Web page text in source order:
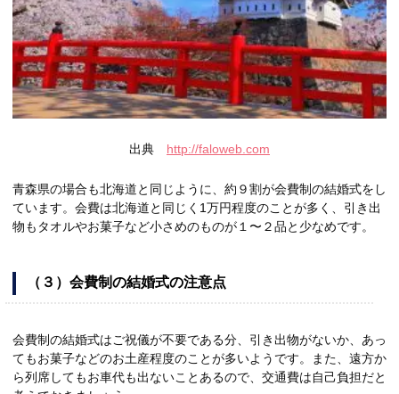
出典 http://faloweb.com
青森県の場合も北海道と同じように、約９割が会費制の結婚式をし
ています。会費は北海道と同じく1万円程度のことが多く、引き出
物もタオルやお菓子など小さめのものが１〜２品と少なめです。
（３）会費制の結婚式の注意点
会費制の結婚式はご祝儀が不要である分、引き出物がないか、あっ
てもお菓子などのお土産程度のことが多いようです。また、遠方か
ら列席してもお車代も出ないことあるので、交通費は自己負担だと